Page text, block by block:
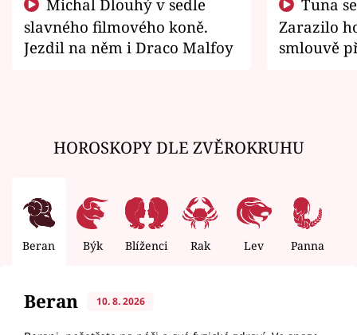
slavného filmového koně.
Jezdil na něm i Draco Malfoy
Zarazilo
smlouvě
HOROSKOPY DLE ZVĚROKRUHU
Beran Býk Blíženci Rak Lev Panna
Beran 10. 8. 2026